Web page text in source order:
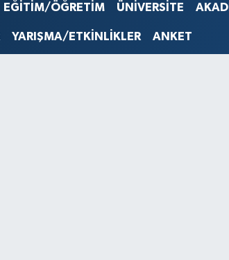
EĞİTİM/ÖĞRETİM ÜNİVERSİTE
YARIŞMA/ETKİNLİKLER ANKET